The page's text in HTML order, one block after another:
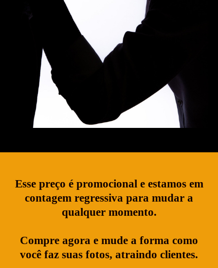
Esse preço é promocional e estamos em
contagem regressiva para mudar a
qualquer momento.
Compre agora e mude a forma como
você faz suas fotos, atraindo clientes.